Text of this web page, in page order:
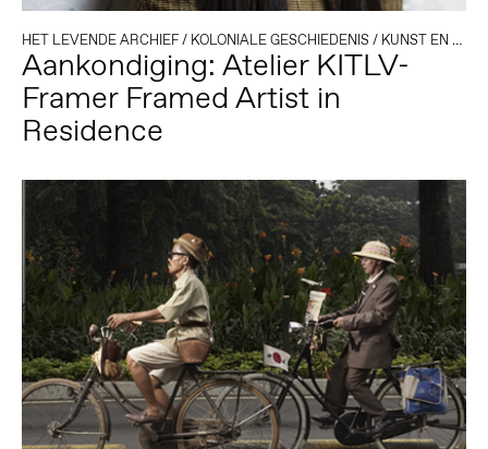
HET LEVENDE ARCHIEF/ KOLONIALE GESCHIEDENIS / KUNST EN ACTIVISME
Aankondiging: Atelier KITLV-
Framer Framed Artist in
Residence